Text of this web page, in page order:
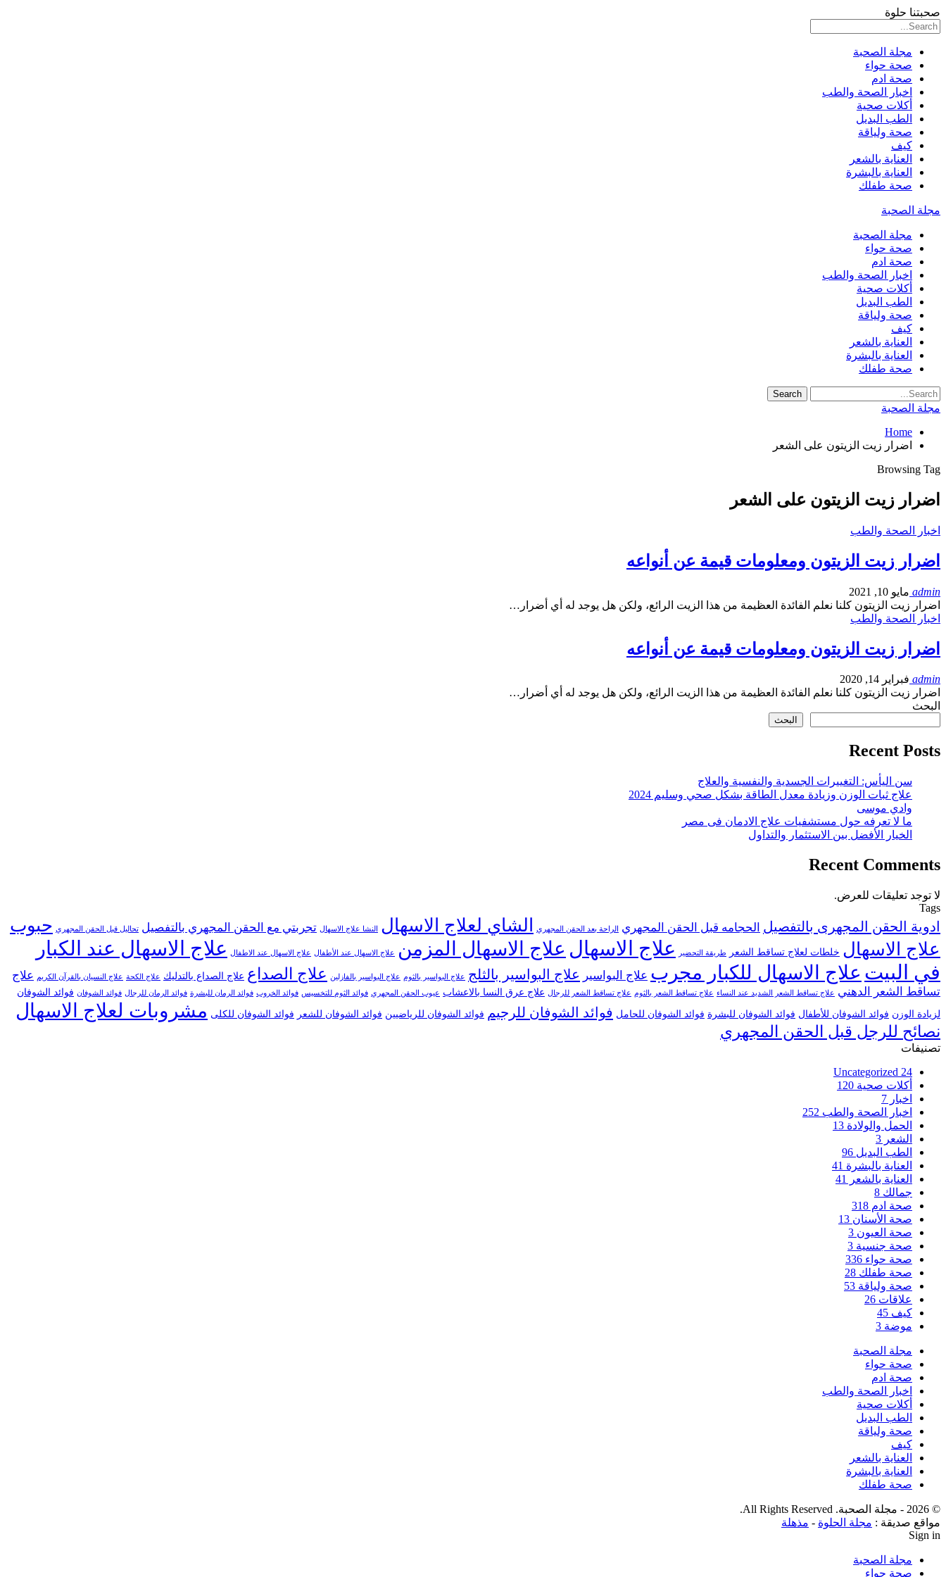
صحبتنا حلوة
مجلة الصحبة
صحة حواء
صحة ادم
اخبار الصحة والطب
أكلات صحية
الطب البديل
صحة ولياقة
كيف
العناية بالشعر
العناية بالبشرة
صحة طفلك
مجلة الصحبة
مجلة الصحبة
صحة حواء
صحة ادم
اخبار الصحة والطب
أكلات صحية
الطب البديل
صحة ولياقة
كيف
العناية بالشعر
العناية بالبشرة
صحة طفلك
مجلة الصحبة
Home
اضرار زيت الزيتون على الشعر
Browsing Tag
اضرار زيت الزيتون على الشعر
اخبار الصحة والطب
اضرار زيت الزيتون ومعلومات قيمة عن أنواعه
admin مايو 10, 2021
اضرار زيت الزيتون كلنا نعلم الفائدة العظيمة من هذا الزيت الرائع، ولكن هل يوجد له أي أضرار…
اخبار الصحة والطب
اضرار زيت الزيتون ومعلومات قيمة عن أنواعه
admin فبراير 14, 2020
اضرار زيت الزيتون كلنا نعلم الفائدة العظيمة من هذا الزيت الرائع، ولكن هل يوجد له أي أضرار…
البحث
البحث
Recent Posts
سن اليأس: التغييرات الجسدية والنفسية والعلاج
علاج ثبات الوزن وزيادة معدل الطاقة بشكل صحي وسليم 2024
وادي موسى
ما لا تعرفه حول مستشفيات علاج الادمان فى مصر
الخيار الأفضل بين الاستثمار والتداول
Recent Comments
لا توجد تعليقات للعرض.
Tags
ادوية الحقن المجهرى بالتفصيل الحجامه قبل الحقن المجهري الراحة بعد الحقن المجهري الشاي لعلاج الاسهال النشا علاج الاسهال تجربتي مع الحقن المجهري بالتفصيل تحاليل قبل الحقن المجهري حبوب
علاج الاسهال خلطات لعلاج تساقط الشعر طريقة التحضير علاج الاسهال علاج الاسهال المزمن علاج الاسهال عند الأطفال علاج الاسهال عند الاطفال
علاج الاسهال عند الكبار
في البيت علاج الاسهال للكبار مجرب علاج البواسير علاج البواسير بالثلج علاج البواسير بالثوم علاج البواسير بالفازلين علاج الصداع علاج الصداع بالتدليك علاج الكحة علاج النسيان بالقرآن الكريم
علاج
تساقط الشعر الدهني علاج تساقط الشعر الشديد عند النساء علاج تساقط الشعر بالثوم علاج تساقط الشعر للرجال علاج عرق النسا بالاعشاب عيوب الحقن المجهري فوائد الثوم للتخسيس فوائد الخروب فوائد الرمان للبشرة فوائد الرمان للرجال فوائد الشوفان فوائد الشوفان
لزيادة الوزن فوائد الشوفان للأطفال فوائد الشوفان للبشرة فوائد الشوفان للحامل فوائد الشوفان للرجيم فوائد الشوفان للرياضيين فوائد الشوفان للشعر فوائد الشوفان للكلى مشروبات لعلاج الاسهال
نصائح للرجل قبل الحقن المجهري
تصنيفات
Uncategorized 24
أكلات صحية 120
اخبار 7
اخبار الصحة والطب 252
الحمل والولادة 13
الشعر 3
الطب البديل 96
العناية بالبشرة 41
العناية بالشعر
41
جمالك 8
صحة ادم 318
صحة الأسنان 13
صحة العيون 3
صحة جنسية 3
صحة حواء 336
صحة طفلك 28
صحة ولياقة 53
علاقات 26
كيف 45
موضة 3
مجلة الصحبة
صحة حواء
صحة ادم
اخبار الصحة والطب
أكلات صحية
الطب البديل
صحة ولياقة
كيف
العناية بالشعر
العناية بالبشرة
صحة طفلك
© 2026 - مجلة الصحبة. All Rights Reserved.
مواقع صديقة : مجلة الحلوة - مذهلة
Sign in
مجلة الصحبة
صحة حواء